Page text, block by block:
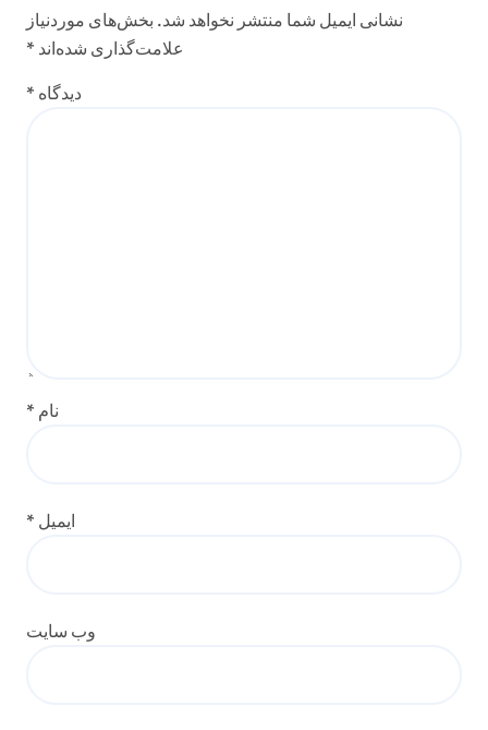
نشانی ایمیل شما منتشر نخواهد شد. بخش‌های موردنیاز
علامت‌گذاری شده‌اند *
دیدگاه *
نام *
ایمیل *
وب‌ سایت